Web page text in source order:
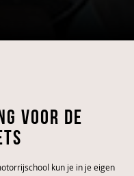
voor de
kun je in je eigen